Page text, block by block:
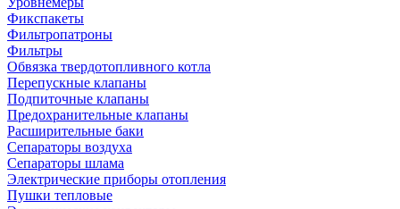
Фикспакеты
Фильтропатроны
Фильтры
Обвязка твердотопливного котла
Перепускные клапаны
Подпиточные клапаны
Предохранительные клапаны
Расширительные баки
Сепараторы воздуха
Сепараторы шлама
Электрические приборы отопления
Пушки тепловые